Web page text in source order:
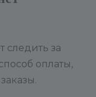
следить за
оплаты,